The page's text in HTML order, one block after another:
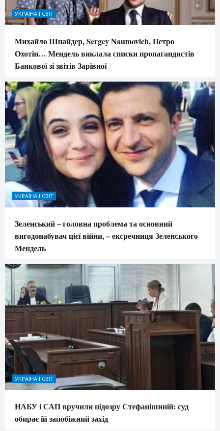
УКРАЇНА І СВІТ
Михайло Шнайдер, Sergey Naumovich, Петро
Охотін… Мендель виклала списки пропагандистів
Банкової зі звітів Зарівної
УКРАЇНА І СВІТ
Зеленський – головна проблема та основний
вигодонабувач цієї війни, – ексречниця Зеленського
Мендель
УКРАЇНА І СВІТ
НАБУ і САП вручили підозру Стефанішиній: суд
обирає їй запобіжний захід